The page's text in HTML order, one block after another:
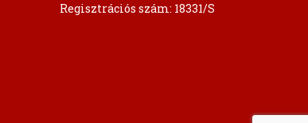
Regisztrációs szám: 18331/S